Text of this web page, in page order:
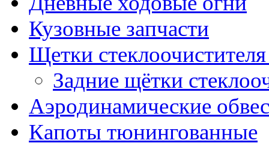
Кузовные запчасти
Щетки
Задние щётки
Аэродинамические
Капоты тюнингованные